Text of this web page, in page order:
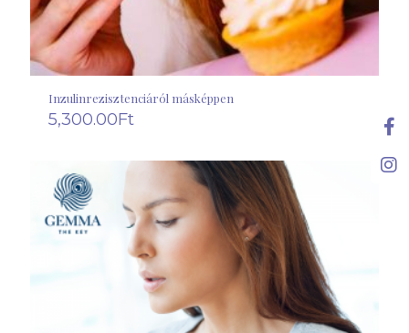
Inzulinrezisztenciáról másképpen
5,300.00Ft